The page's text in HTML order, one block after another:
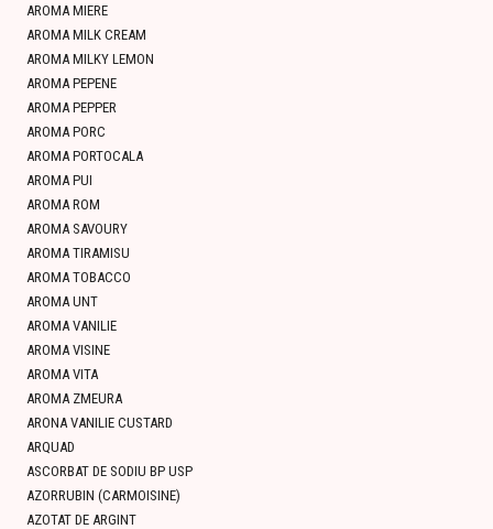
AROMA MIERE
AROMA MILK CREAM
AROMA MILKY LEMON
AROMA PEPENE
AROMA PEPPER
AROMA PORC
AROMA PORTOCALA
AROMA PUI
AROMA ROM
AROMA SAVOURY
AROMA TIRAMISU
AROMA TOBACCO
AROMA UNT
AROMA VANILIE
AROMA VISINE
AROMA VITA
AROMA ZMEURA
ARONA VANILIE CUSTARD
ARQUAD
ASCORBAT DE SODIU BP USP
AZORRUBIN (CARMOISINE)
AZOTAT DE ARGINT